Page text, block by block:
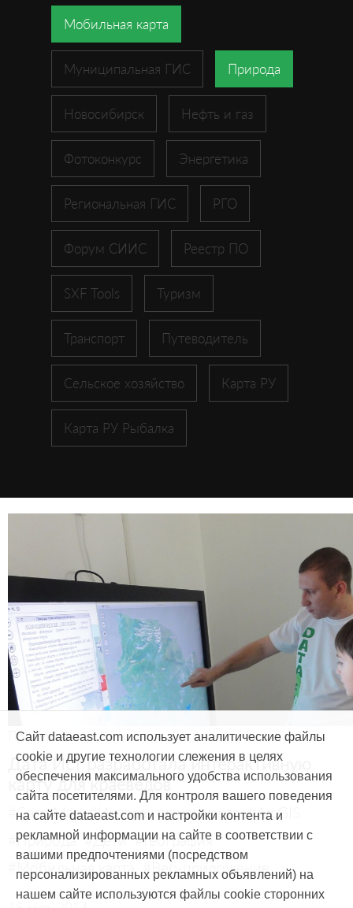
Мобильная карта
Муниципальная ГИС Природа
Новосибирск Нефть и газ
Фотоконкурс Энергетика
Региональная ГИС РГО
Форум СИИС Реестр ПО
SXF Tools Туризм
Транспорт Путеводитель
Сельское хозяйство Карта РУ
Карта РУ Рыбалка
Продукты и услуги
Дата Ист разработала интерактивную
карту для краеведов
#CarryMap #Интерактивная карта #ArcGIS
#Природа #Дети #География
#Мобильная карта #Веб-приложение
Сайт dataeast.com использует аналитические файлы
cookie и другие технологии слежения в целях
обеспечения максимального удобства использования
сайта посетителями. Для контроля вашего поведения
на сайте dataeast.com и настройки контента и
рекламной информации на сайте в соответствии с
вашими предпочтениями (посредством
персонализированных рекламных объявлений) на
нашем сайте используются файлы cookie сторонних